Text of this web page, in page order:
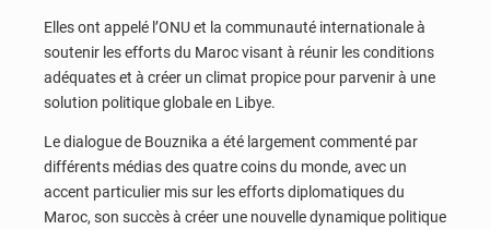
Elles ont appelé l’ONU et la communauté internationale à
soutenir les efforts du Maroc visant à réunir les conditions
adéquates et à créer un climat propice pour parvenir à une
solution politique globale en Libye.
Le dialogue de Bouznika a été largement commenté par
différents médias des quatre coins du monde, avec un
accent particulier mis sur les efforts diplomatiques du
Maroc, son succès à créer une nouvelle dynamique politique